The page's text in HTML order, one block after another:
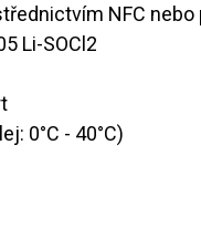
NFC nebo
Li-SOCl2
0°C - 40°C)